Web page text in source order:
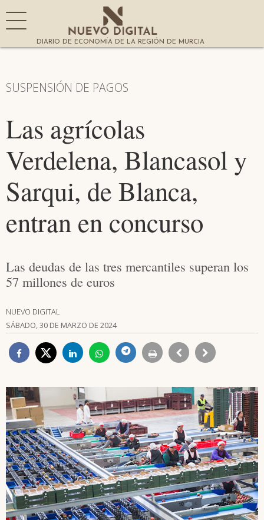
DIARIO DE ECONOMÍA DE LA REGIÓN DE MURCIA
SUSPENSIÓN DE PAGOS
Las agrícolas
Verdelena, Blancasol y
Sarqui, de Blanca,
entran en concurso
Las deudas de las tres mercantiles superan los
57 millones de euros
NUEVO DIGITAL
SÁBADO, 30 DE MARZO DE 2024